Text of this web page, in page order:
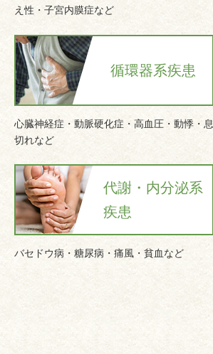
え性・子宮内膜症など
循環器系疾患
心臓神経症・動脈硬化症・高血圧・動悸・息
切れなど
代謝・内分泌系
疾患
バセドウ病・糖尿病・痛風・貧血など